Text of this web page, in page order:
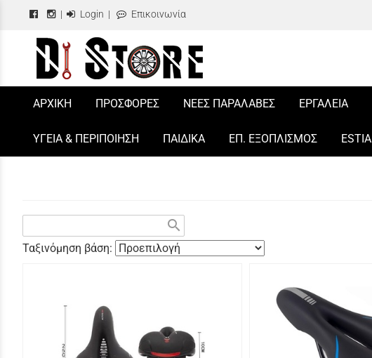
| Login | Επικοινωνία
/
ΑΡΧΙΚΗ ΠΡΟΣΦΟΡΕΣ ΝΕΕΣ ΠΑΡΑΛΑΒΕΣ ΕΡΓΑΛΕΙΑ
ΥΓΕΙΑ & ΠΕΡΙΠΟΙΗΣΗ ΠΑΙΔΙΚΑ ΕΠ. ΕΞΟΠΛΙΣΜΟΣ ESTIA
search
Ταξινόμηση βάση: